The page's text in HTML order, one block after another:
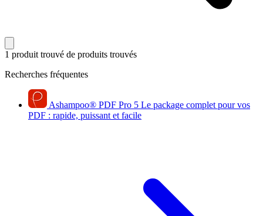
1 produit trouvé de produits trouvés
Recherches fréquentes
Ashampoo® PDF Pro 5 Le package complet pour vos
PDF : rapide, puissant et facile